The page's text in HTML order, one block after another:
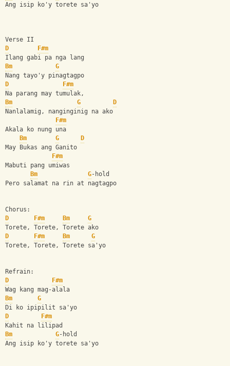
Ang isip ko'y torete sa'yo
Verse II
D
F#m
Ilang gabi pa nga lang
Bm
G
Nang tayo'y pinagtagpo
D
F#m
Na parang may tumulak,
Bm
G
D
Nanlalamig, nanginginig na ako
F#m
Akala ko nung una
Bm
G
D
May Bukas ang Ganito
F#m
Mabuti pang umiwas
Bm
G-hold
Pero salamat na rin at nagtagpo
Chorus:
D
F#m Bm
G
Torete, Torete, Torete ako
D
F#m Bm
G
Torete, Torete, Torete sa'yo
Refrain:
D
F#m
Wag kang mag-alala
Bm
G
Di ko ipipilit sa'yo
D
F#m
Kahit na lilipad
Bm
G-hold
Ang isip ko'y torete sa'yo